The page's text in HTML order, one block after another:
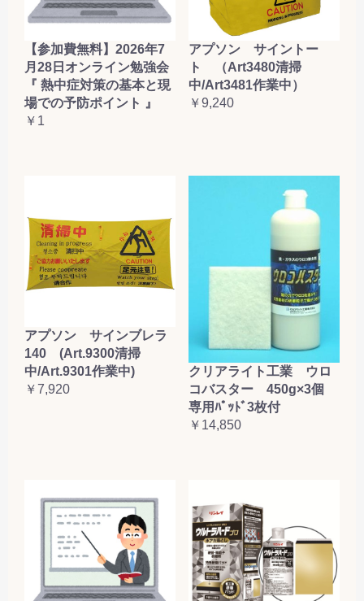
【参加費無料】2026年7
月28日オンライン勉強会
『 熱中症対策の基本と現
場での予防ポイント 』
￥1
アプソン サイントー
ト （Art3480清掃
中/Art3481作業中）
￥9,240
アプソン サインブレラ
140 (Art.9300清掃
中/Art.9301作業中)
￥7,920
クリアライト工業 ウロ
コバスター 450g×3個
専用ﾊﾟｯﾄﾞ3枚付
￥14,850